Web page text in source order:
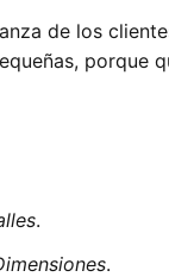
de los
porque
.
.